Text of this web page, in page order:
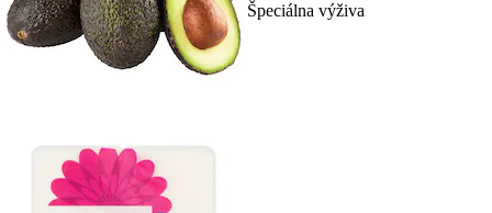
Špeciálna výživa